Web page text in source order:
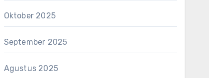
Oktober 2025
September 2025
Agustus 2025